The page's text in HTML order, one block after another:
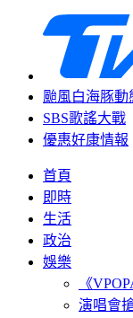
颱風白海豚動
SBS歌謠大戰
優惠好康情報
首頁
即時
生活
政治
娛樂
《
演唱會